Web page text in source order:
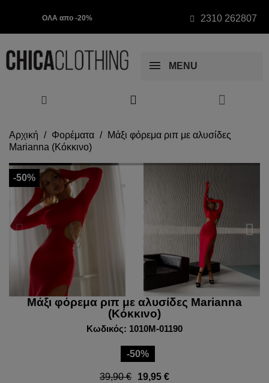
ΟΛΑ απο -20% 2310 262807
MENU
Αρχική Φορέματα
Μάξι φόρεμα ριπ με αλυσίδες
Marianna (Κόκκινο)
-50%
Μάξι φόρεμα ριπ με αλυσίδες Marianna
(Κόκκινο)
Κωδικός: 1010M-01190
-50%
39,90 € 19,95 €